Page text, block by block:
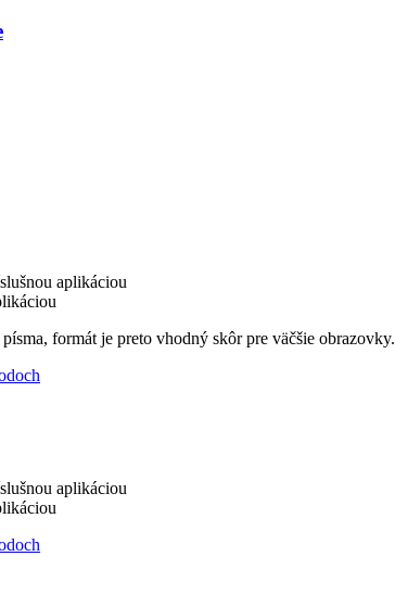
aplikáciou
formát je preto vhodný skôr pre väčšie obrazovky.
aplikáciou